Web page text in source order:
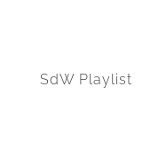
SdW Playlist